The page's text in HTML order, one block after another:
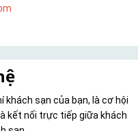
khách sạn của bạn, là cơ hội
kết nối trực tiếp giữa khách